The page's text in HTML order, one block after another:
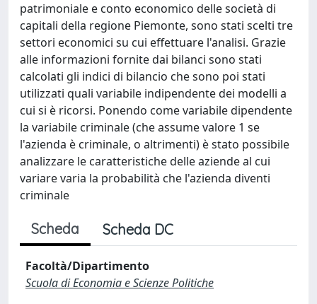
patrimoniale e conto economico delle società di
capitali della regione Piemonte, sono stati scelti tre
settori economici su cui effettuare l'analisi. Grazie
alle informazioni fornite dai bilanci sono stati
calcolati gli indici di bilancio che sono poi stati
utilizzati quali variabile indipendente dei modelli a
cui si è ricorsi. Ponendo come variabile dipendente
la variabile criminale (che assume valore 1 se
l'azienda è criminale, o altrimenti) è stato possibile
analizzare le caratteristiche delle aziende al cui
variare varia la probabilità che l'azienda diventi
criminale
Scheda Scheda DC
Facoltà/Dipartimento
Scuola di Economia e Scienze Politiche